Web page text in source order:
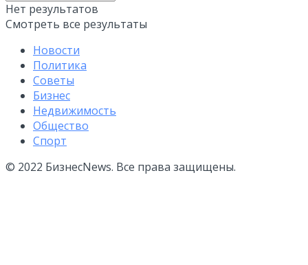
Нет результатов
Смотреть все результаты
Новости
Политика
Советы
Бизнес
Недвижимость
Общество
Спорт
© 2022 БизнесNews. Все права защищены.